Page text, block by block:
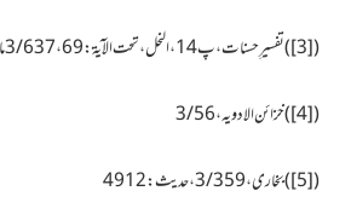
(
[3]
)تفسیرِ حسنات، پ14،النحل،تحت الآیۃ: 69، 3/637 ما خوذاً
(
[4]
)خزائن الادویہ،3/56
(
[5]
)بخاری، 3/359، حدیث:4912